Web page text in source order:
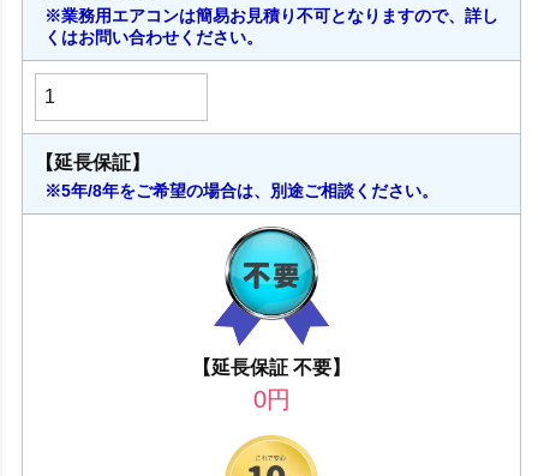
※業務用エアコンは簡易お見積り不可となりますので、詳し
くはお問い合わせください。
【延長保証】
※5年/8年をご希望の場合は、別途ご相談ください。
【延長保証 不要】
0円